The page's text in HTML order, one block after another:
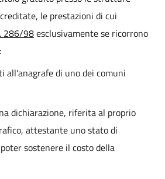
le prestazioni di cui
286/98esclusivamente se ricorrono
all'anagrafe di uno dei comuni
dichiarazione, riferita al proprio
attestante uno stato di
sostenere il costo della